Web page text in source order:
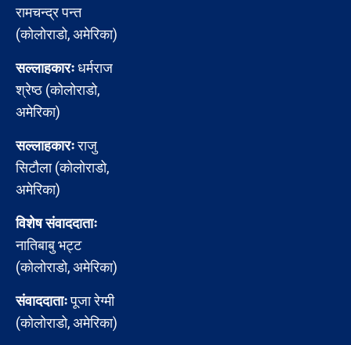
रामचन्द्र पन्त
(कोलोराडो, अमेरिका)
सल्लाहकारःधर्मराज
श्रेष्ठ (कोलोराडो,
अमेरिका)
सल्लाहकारःराजु
सिटौला (कोलोराडो,
अमेरिका)
विशेष संवाददाताः
नातिबाबु भट्ट
(कोलोराडो, अमेरिका)
संवाददाताःपूजा रेग्मी
(कोलोराडो, अमेरिका)